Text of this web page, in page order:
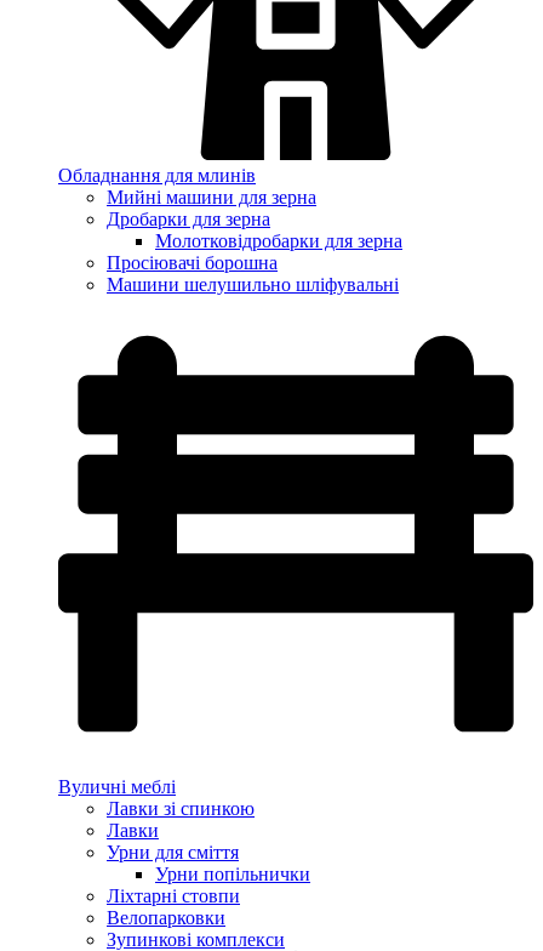
Обладнання для млинів
Мийні машини для зерна
Дробарки для зерна
Молотковідробарки для зерна
Просіювачі борошна
Машини шелушильно шліфувальні
Вуличні меблі
Лавки зі спинкою
Лавки
Урни для сміття
Урни попільнички
Ліхтарні стовпи
Велопарковки
Зупинкові комплекси